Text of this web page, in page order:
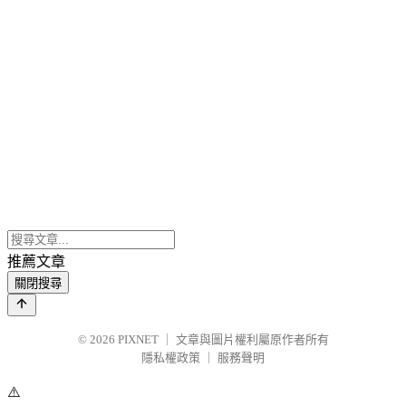
推薦文章
關閉搜尋
© 2026 PIXNET
文章與圖片權利屬原作者所有
隱私權政策
服務聲明
⚠️